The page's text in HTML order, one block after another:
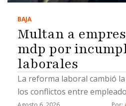
BAJA
Multan a
mdp por
laborales
La reforma laboral cambió
los conflictos entre